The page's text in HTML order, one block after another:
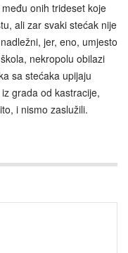
onih trideset koje
ali zar svaki stećak nije
jer, eno, umjesto
nekropolu obilazi
sa stećaka upijaju
grada od kastracije,
i nismo zaslužili.